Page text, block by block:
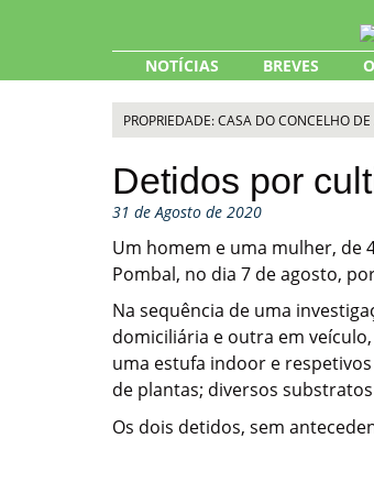
NOTÍCIAS BREVES
PROPRIEDADE: CASA DO CONCELHO DE
Detidos por
31 de Agosto de 2020
Um homem e uma mulher, de
Pombal, no dia 7 de agosto,
Na sequência de uma
domiciliária e outra em
uma estufa indoor e
de plantas; diversos
Os dois detidos, sem